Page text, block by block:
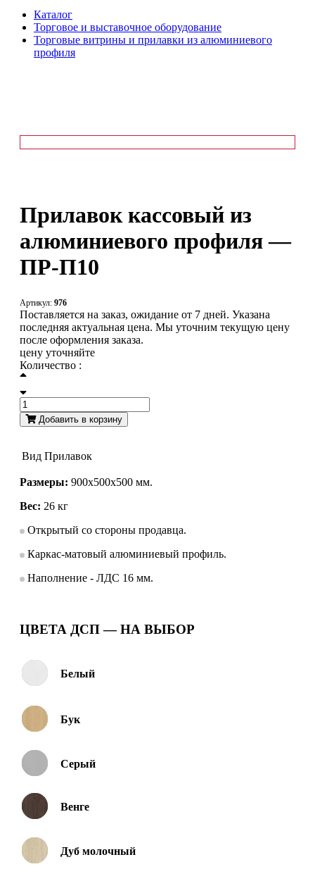
Каталог
Торговое и выставочное оборудование
Торговые витрины и прилавки из алюминиевого
профиля
Прилавок кассовый из
алюминиевого профиля —
ПР-П10
Артикул: 976
Поставляется на заказ, ожидание от 7 дней. Указана
последняя актуальная цена. Мы уточним текущую цену
после оформления заказа.
цену уточняйте
Количество :
Добавить в корзину
Вид Прилавок
Размеры: 900х500х500 мм.
Вес: 26 кг
Открытый со стороны продавца.
Каркас-матовый алюминиевый профиль.
Наполнение - ЛДС 16 мм.
ЦВЕТА ДСП — НА ВЫБОР
Белый
Бук
Серый
Венге
Дуб молочный